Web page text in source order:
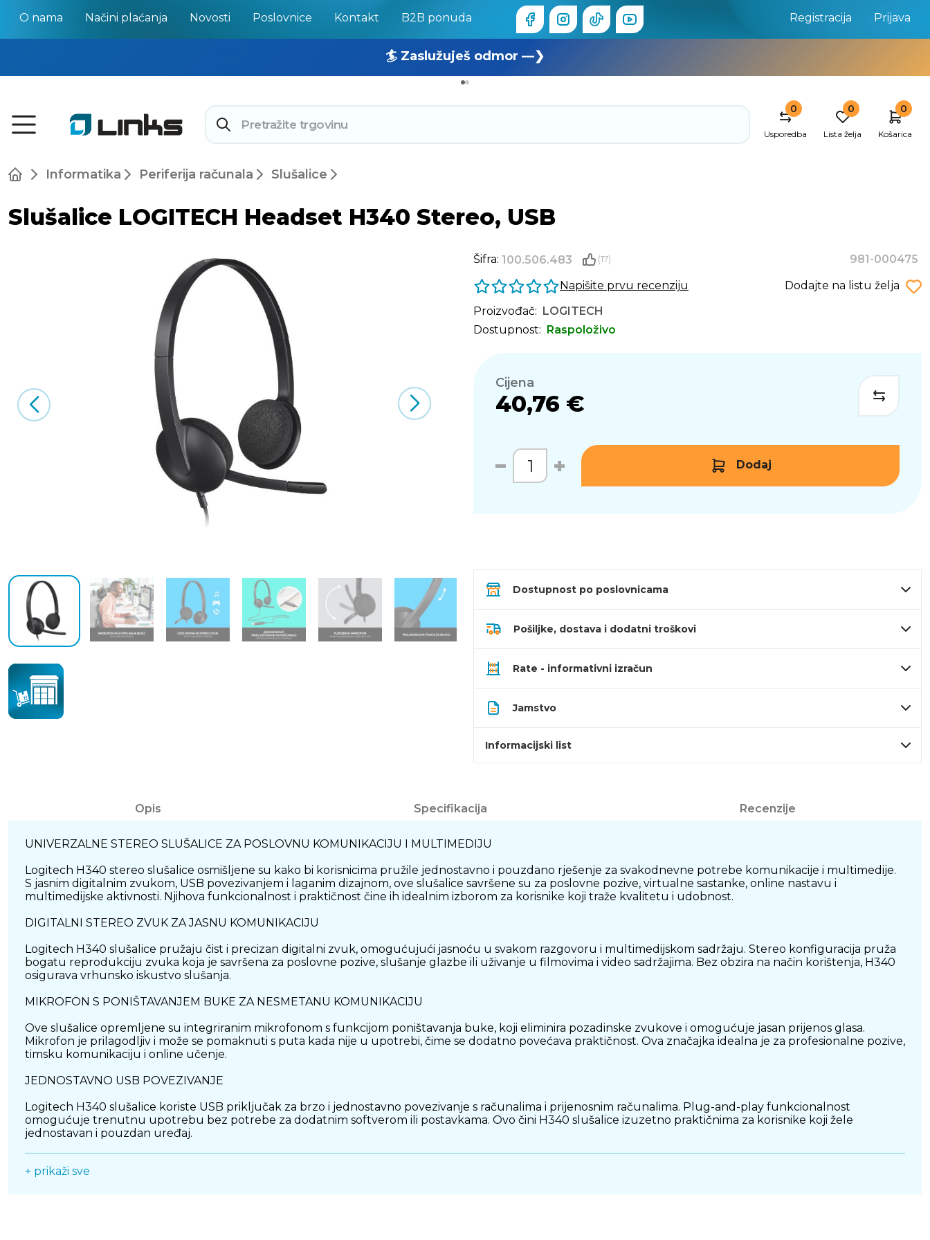
O nama Načini plaćanja Novosti Poslovnice Kontakt B2B ponuda Registracija Prijava
🏄 Zaslužuješ odmor —❯
🔥 OUTLET: TOTALNA RASPRODAJA —❯
0
Usporedba
0
Lista želja
0
Košarica
Informatika Periferija računala Slušalice
Slušalice LOGITECH Headset H340 Stereo, USB
Šifra: 100.506.483 (17)
981-000475
Napišite prvu recenziju
Dodajte na listu želja
Proizvođač: LOGITECH
Dostupnost: Raspoloživo
Cijena
40,76 €
Dodaj
Dostupnost po poslovnicama
Pošiljke, dostava i dodatni troškovi
Rate - informativni izračun
Jamstvo
Informacijski list
Opis Specifikacija Recenzije
UNIVERZALNE STEREO SLUŠALICE ZA POSLOVNU KOMUNIKACIJU I MULTIMEDIJU
Logitech H340 stereo slušalice osmišljene su kako bi korisnicima pružile jednostavno i pouzdano rješenje za svakodnevne potrebe komunikacije i multimedije.
S jasnim digitalnim zvukom, USB povezivanjem i laganim dizajnom, ove slušalice savršene su za poslovne pozive, virtualne sastanke, online nastavu i
multimedijske aktivnosti. Njihova funkcionalnost i praktičnost čine ih idealnim izborom za korisnike koji traže kvalitetu i udobnost.
DIGITALNI STEREO ZVUK ZA JASNU KOMUNIKACIJU
Logitech H340 slušalice pružaju čist i precizan digitalni zvuk, omogućujući jasnoću u svakom razgovoru i multimedijskom sadržaju. Stereo konfiguracija pruža
bogatu reprodukciju zvuka koja je savršena za poslovne pozive, slušanje glazbe ili uživanje u filmovima i video sadržajima. Bez obzira na način korištenja, H340
osigurava vrhunsko iskustvo slušanja.
MIKROFON S PONIŠTAVANJEM BUKE ZA NESMETANU KOMUNIKACIJU
Ove slušalice opremljene su integriranim mikrofonom s funkcijom poništavanja buke, koji eliminira pozadinske zvukove i omogućuje jasan prijenos glasa.
Mikrofon je prilagodljiv i može se pomaknuti s puta kada nije u upotrebi, čime se dodatno povećava praktičnost. Ova značajka idealna je za profesionalne pozive,
timsku komunikaciju i online učenje.
JEDNOSTAVNO USB POVEZIVANJE
Logitech H340 slušalice koriste USB priključak za brzo i jednostavno povezivanje s računalima i prijenosnim računalima. Plug-and-play funkcionalnost
omogućuje trenutnu upotrebu bez potrebe za dodatnim softverom ili postavkama. Ovo čini H340 slušalice izuzetno praktičnima za korisnike koji žele
jednostavan i pouzdan uređaj.
+ prikaži sve